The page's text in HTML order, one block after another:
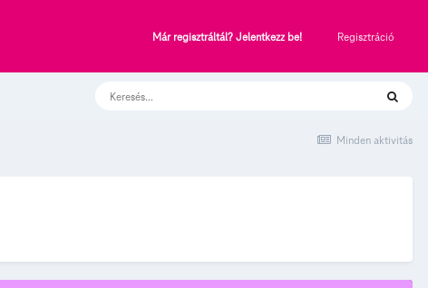
Már regisztráltál? Jelentkezz be! Regisztráció
Minden aktivitás